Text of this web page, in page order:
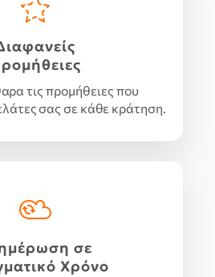
τις προμήθειες που
σας σε κάθε κράτηση.
σε
Χρόνο